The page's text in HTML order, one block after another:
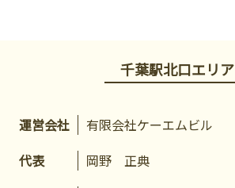
千葉駅北口エリア
運営会社
有限会社ケーエムビル
代表
岡野 正典